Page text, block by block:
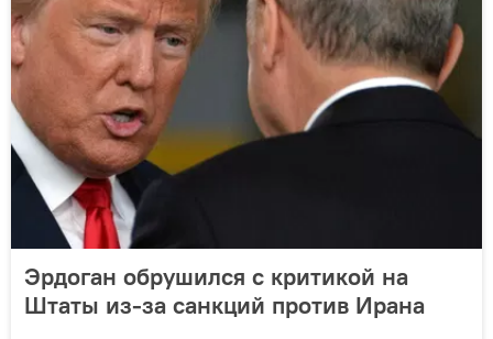
Эрдоган обрушился с критикой на
Штаты из-за санкций против Ирана